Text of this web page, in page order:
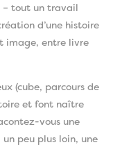
– tout un travail
d’une histoire
image, entre livre
(cube, parcours de
et font naître
vous une
peu plus loin, une